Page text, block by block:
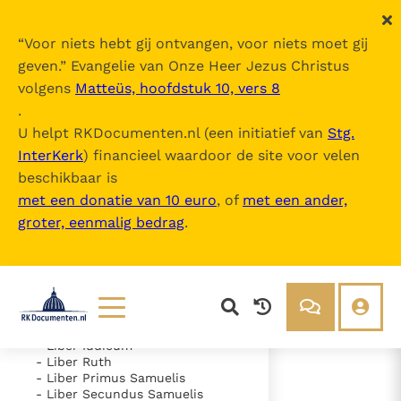
“Voor niets hebt gij ontvangen, voor niets moet gij
geven.” Evangelie van Onze Heer Jezus Christus
volgens Matteüs, hoofdstuk 10, vers 8
.
U helpt RKDocumenten.nl (een initiatief van Stg.
InterKerk) financieel waardoor de site voor velen
beschikbaar is
met een donatie van 10 euro, of met een ander,
groter, eenmalig bedrag.
Lezen
Documenten
Over ons
Nova Vulgata
Inhoudsopgave
uitklappen
- Vetus Testamentum
- Liber Exodus
- Liber Numeri
- Liber Deuteronomii
- Liber Iudicum
- Liber Ruth
- Liber Primus Samuelis
- Liber Secundus Samuelis
- Caput 6